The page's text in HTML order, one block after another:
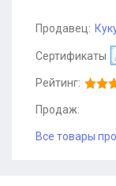
Продавец:
Сертификаты
Рейтинг:
Продаж:
Все товары